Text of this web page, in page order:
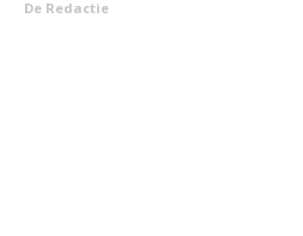
De Redactie